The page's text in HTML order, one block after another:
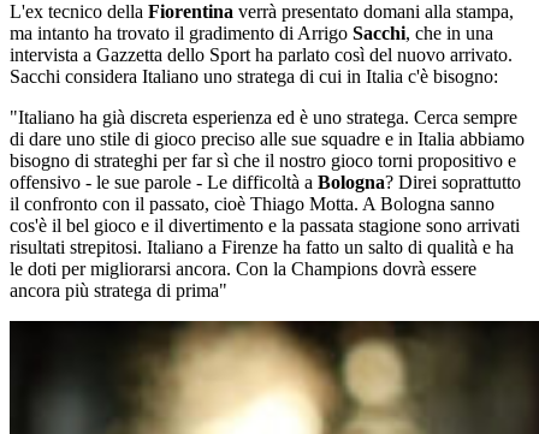
L'ex tecnico della Fiorentina verrà presentato domani alla stampa,
ma intanto ha trovato il gradimento di Arrigo Sacchi, che in una
intervista a Gazzetta dello Sport ha parlato così del nuovo arrivato.
Sacchi considera Italiano uno stratega di cui in Italia c'è bisogno:
"Italiano ha già discreta esperienza ed è uno stratega. Cerca sempre
di dare uno stile di gioco preciso alle sue squadre e in Italia abbiamo
bisogno di strateghi per far sì che il nostro gioco torni propositivo e
offensivo - le sue parole - Le difficoltà a Bologna? Direi soprattutto
il confronto con il passato, cioè Thiago Motta. A Bologna sanno
cos'è il bel gioco e il divertimento e la passata stagione sono arrivati
risultati strepitosi. Italiano a Firenze ha fatto un salto di qualità e ha
le doti per migliorarsi ancora. Con la Champions dovrà essere
ancora più stratega di prima"